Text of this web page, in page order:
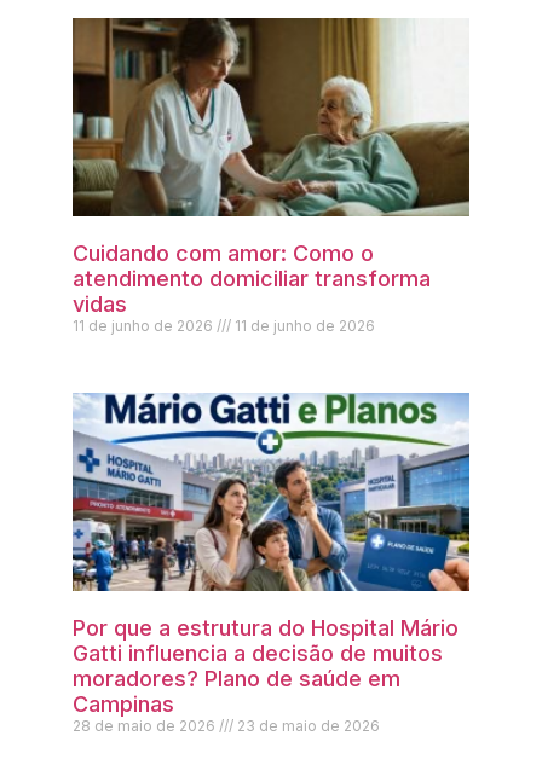
Cuidando com amor: Como o
atendimento domiciliar transforma
vidas
11 de junho de 2026 11 de junho de 2026
Por que a estrutura do Hospital Mário
Gatti influencia a decisão de muitos
moradores? Plano de saúde em
Campinas
28 de maio de 2026 23 de maio de 2026